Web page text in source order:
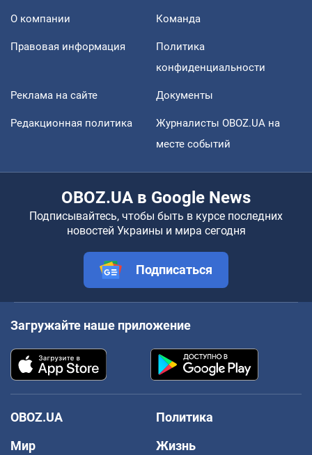
О компании Команда
Правовая информация
Политика
конфиденциальности
Реклама на сайте Документы
Редакционная политика
Журналисты OBOZ.UA на
месте событий
OBOZ.UA в Google News
Подписывайтесь, чтобы быть в курсе последних
новостей Украины и мира сегодня
Подписаться
Загружайте наше приложение
OBOZ.UA
Политика
Мир
Жизнь